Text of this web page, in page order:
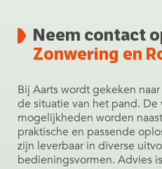
Neem contact
Zonwering en
Bij Aarts wordt gekeken
de situatie van het pand. De
mogelijkheden worden
praktische en passende
zijn leverbaar in diverse
bedieningsvormen. Advies